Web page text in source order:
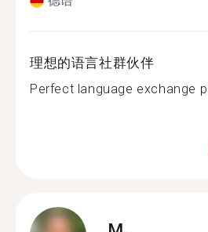
理想的语言社群伙伴
Perfect language exchange